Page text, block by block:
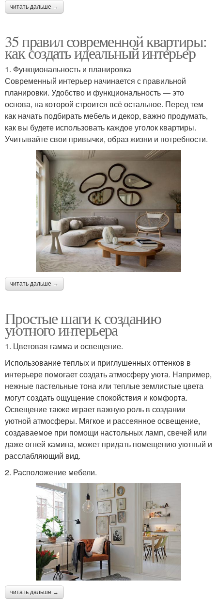
читать дальше →
35 правил современной квартиры:
как создать идеальный интерьер
1. Функциональность и планировка
Современный интерьер начинается с правильной
планировки. Удобство и функциональность — это
основа, на которой строится всё остальное. Перед тем
как начать подбирать мебель и декор, важно продумать,
как вы будете использовать каждое уголок квартиры.
Учитывайте свои привычки, образ жизни и потребности.
читать дальше →
Простые шаги к созданию
уютного интерьера
1. Цветовая гамма и освещение.
Использование теплых и приглушенных оттенков в
интерьере помогает создать атмосферу уюта. Например,
нежные пастельные тона или теплые землистые цвета
могут создать ощущение спокойствия и комфорта.
Освещение также играет важную роль в создании
уютной атмосферы. Мягкое и рассеянное освещение,
создаваемое при помощи настольных ламп, свечей или
даже огней камина, может придать помещению уютный и
расслабляющий вид.
2. Расположение мебели.
читать дальше →